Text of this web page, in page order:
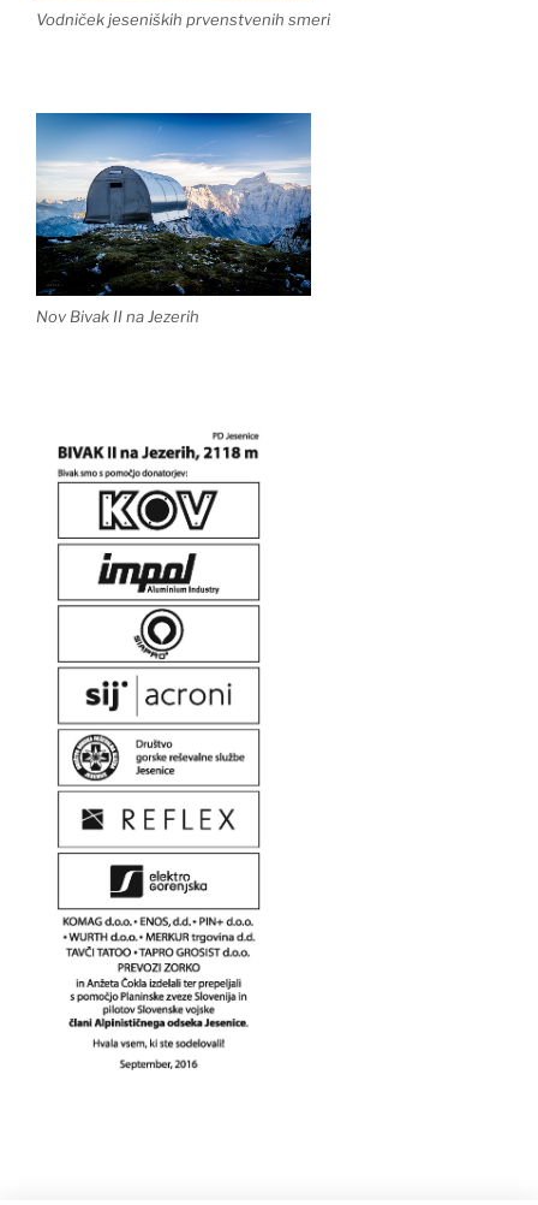
Vodniček jeseniških prvenstvenih smeri
Nov Bivak II na Jezerih